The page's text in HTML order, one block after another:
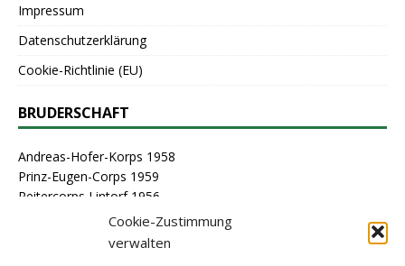
Cookie-Zustimmung
verwalten
Impressum
Datenschutzerklärung
Cookie-Richtlinie (EU)
BRUDERSCHAFT
Andreas-Hofer-Korps 1958
Prinz-Eugen-Corps 1959
Reitercorps Lintorf 1956
St. Georg-Corps 1963
St. Lambertus-Corps 1976